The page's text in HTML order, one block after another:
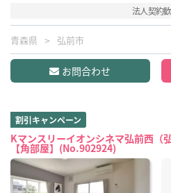
法人契約
青森県 弘前市
お問合わせ
割引キャンペーン
Kマンスリーイオンシネマ弘前西（
【角部屋】(No.902924)